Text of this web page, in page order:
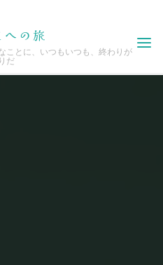
への旅
ことに、いつもいつも、終わりが
だ